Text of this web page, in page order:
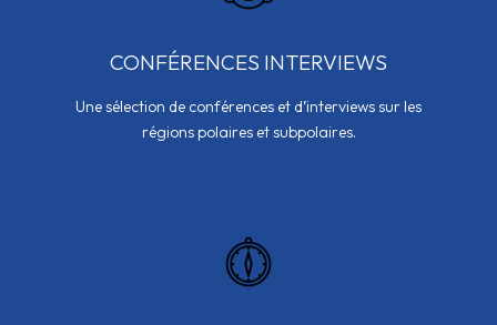
CONFÉRENCES INTERVIEWS
Une sélection de conférences et d’interviews sur les
régions polaires et subpolaires.